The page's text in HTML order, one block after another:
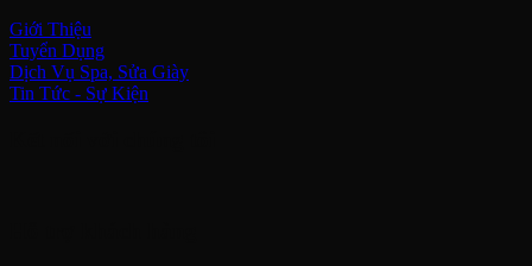
Giới Thiệu
Tuyển Dụng
Dịch Vụ Spa, Sửa Giày
Tin Tức - Sự Kiện